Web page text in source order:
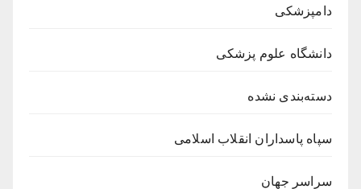
دامپزشکی
دانشگاه علوم پزشکی
دسته‌بندی نشده
سپاه پاسداران انقلاب اسلامی
سراسر جهان